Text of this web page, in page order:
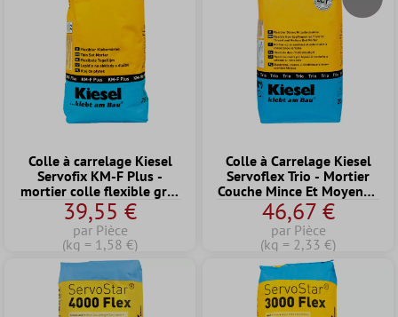
Colle à carrelage Kiesel
Servofix KM-F Plus -
mortier colle flexible grès
fin, carreaux céramiques
(25KG)
39,55 €
par Pièce
(kg = 1,58 €)
Colle à Carrelage Kiesel
Servoflex Trio - Mortier
Couche Mince Et Moyenne
Gris (20KG)
46,67 €
par Pièce
(kg = 2,33 €)